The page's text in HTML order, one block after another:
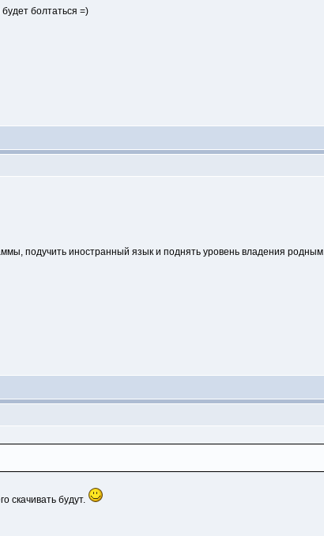
болтаться =)
подучить иностранный язык и поднять уровень владения
скачивать будут.